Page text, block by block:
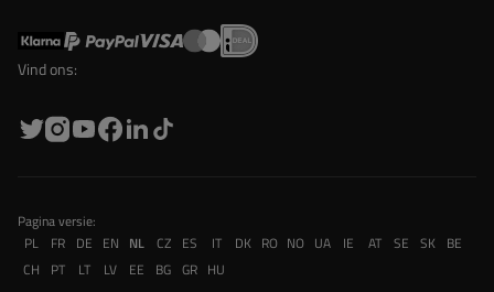
Vind ons:
Pagina versie:
PL
FR DE EN NL CZ ES IT DK RO NO UA IE AT SE SK BE
CH
PT LT LV EE BG GR HU